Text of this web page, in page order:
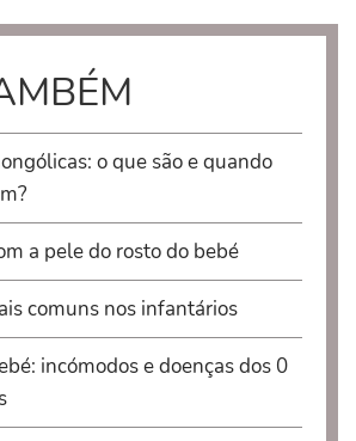
o que são e quando
a pele do rosto do bebé
comuns nos infantários
incómodos e doenças dos 0